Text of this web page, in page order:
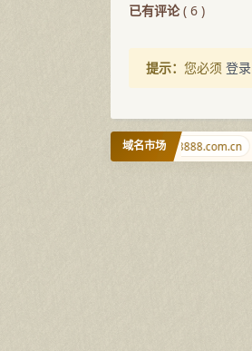
已有评论( 6 )
提示： 您必须 登录
域名市场
98765.net 08888.com.cn